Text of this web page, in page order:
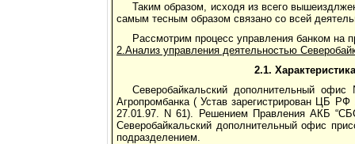
Таким образом, исходя из всего
самым тесным образом связано со всей
Рассмотрим процесс управления банком на
2.Анализ управления деятельностью
2.1.
Северобайкальский дополнительный
Агропромбанка ( Устав зарегистрирован ЦБ
27.01.97. N 61). Решением Правления АКБ
Северобайкальский дополнительный офис
подразделением.